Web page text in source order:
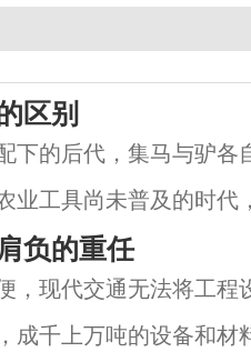
区别
下的后代，集马与驴各
业工具尚未普及的时代
子，很多人都知道它不
之，它在进行有性生殖
负的重任
，现代交通无法将工程
成千上万吨的设备和材